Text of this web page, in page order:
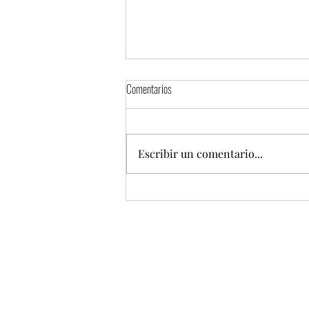
Torta Fest 2026 presentará una mega
Comentarios
Escribir un comentario...